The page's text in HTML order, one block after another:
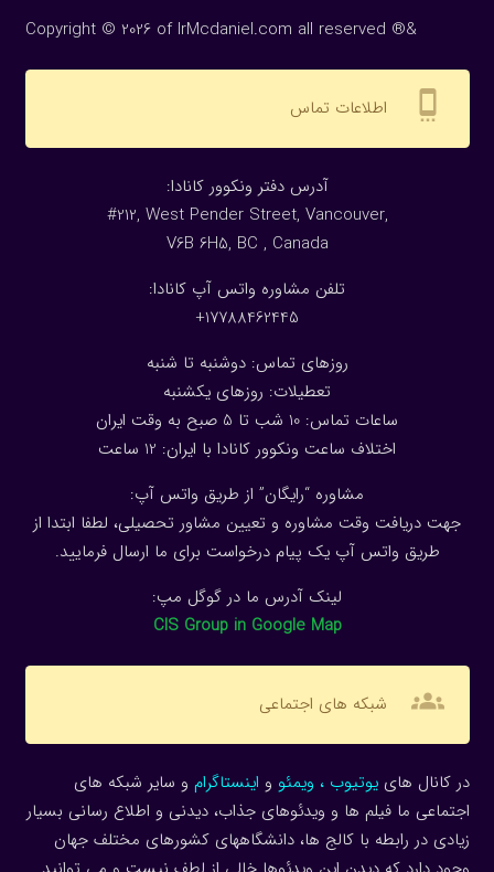
Copyright © 2026 of IrMcdaniel.com all reserved ®&
settings_cell اطلاعات تماس
:آدرس دفتر ونکوور کانادا
#212, West Pender Street, Vancouver,
V6B 6H5, BC , Canada
تلفن مشاوره واتس آپ کانادا:
17788462445+
روزهای تماس: دوشنبه تا شنبه
تعطیلات: روزهای یکشنبه
ساعات تماس: 10 شب تا 5 صبح به وقت ایران
اختلاف ساعت ونکوور کانادا با ایران: 1 2 ساعت
مشاوره “رایگان” از طریق واتس آپ:
جهت دریافت وقت مشاوره و تعیین مشاور تحصیلی، لطفا ابتدا از
طریق واتس آپ یک پیام درخواست برای ما ارسال فرمایید.
لینک آدرس ما در گوگل مپ:
CIS Group in Google Map
groups شبکه های اجتماعی
در کانال هاییوتیوب ، ویمئو و اینستاگرام و سایر شبکه های
اجتماعی ما فیلم ها و ویدئوهای جذاب، دیدنی و اطلاع رسانی بسیار
زیادی در رابطه با کالج ها، دانشگاههای کشورهای مختلف جهان